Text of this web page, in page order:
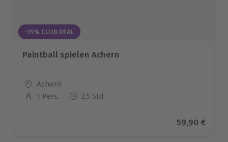
-15% CLUB DEAL
Paintball spielen Achern
Standort
Achern
Anzahl der Teilnehmer
1 Pers. 2,5 Std
Aktueller
59,90 €